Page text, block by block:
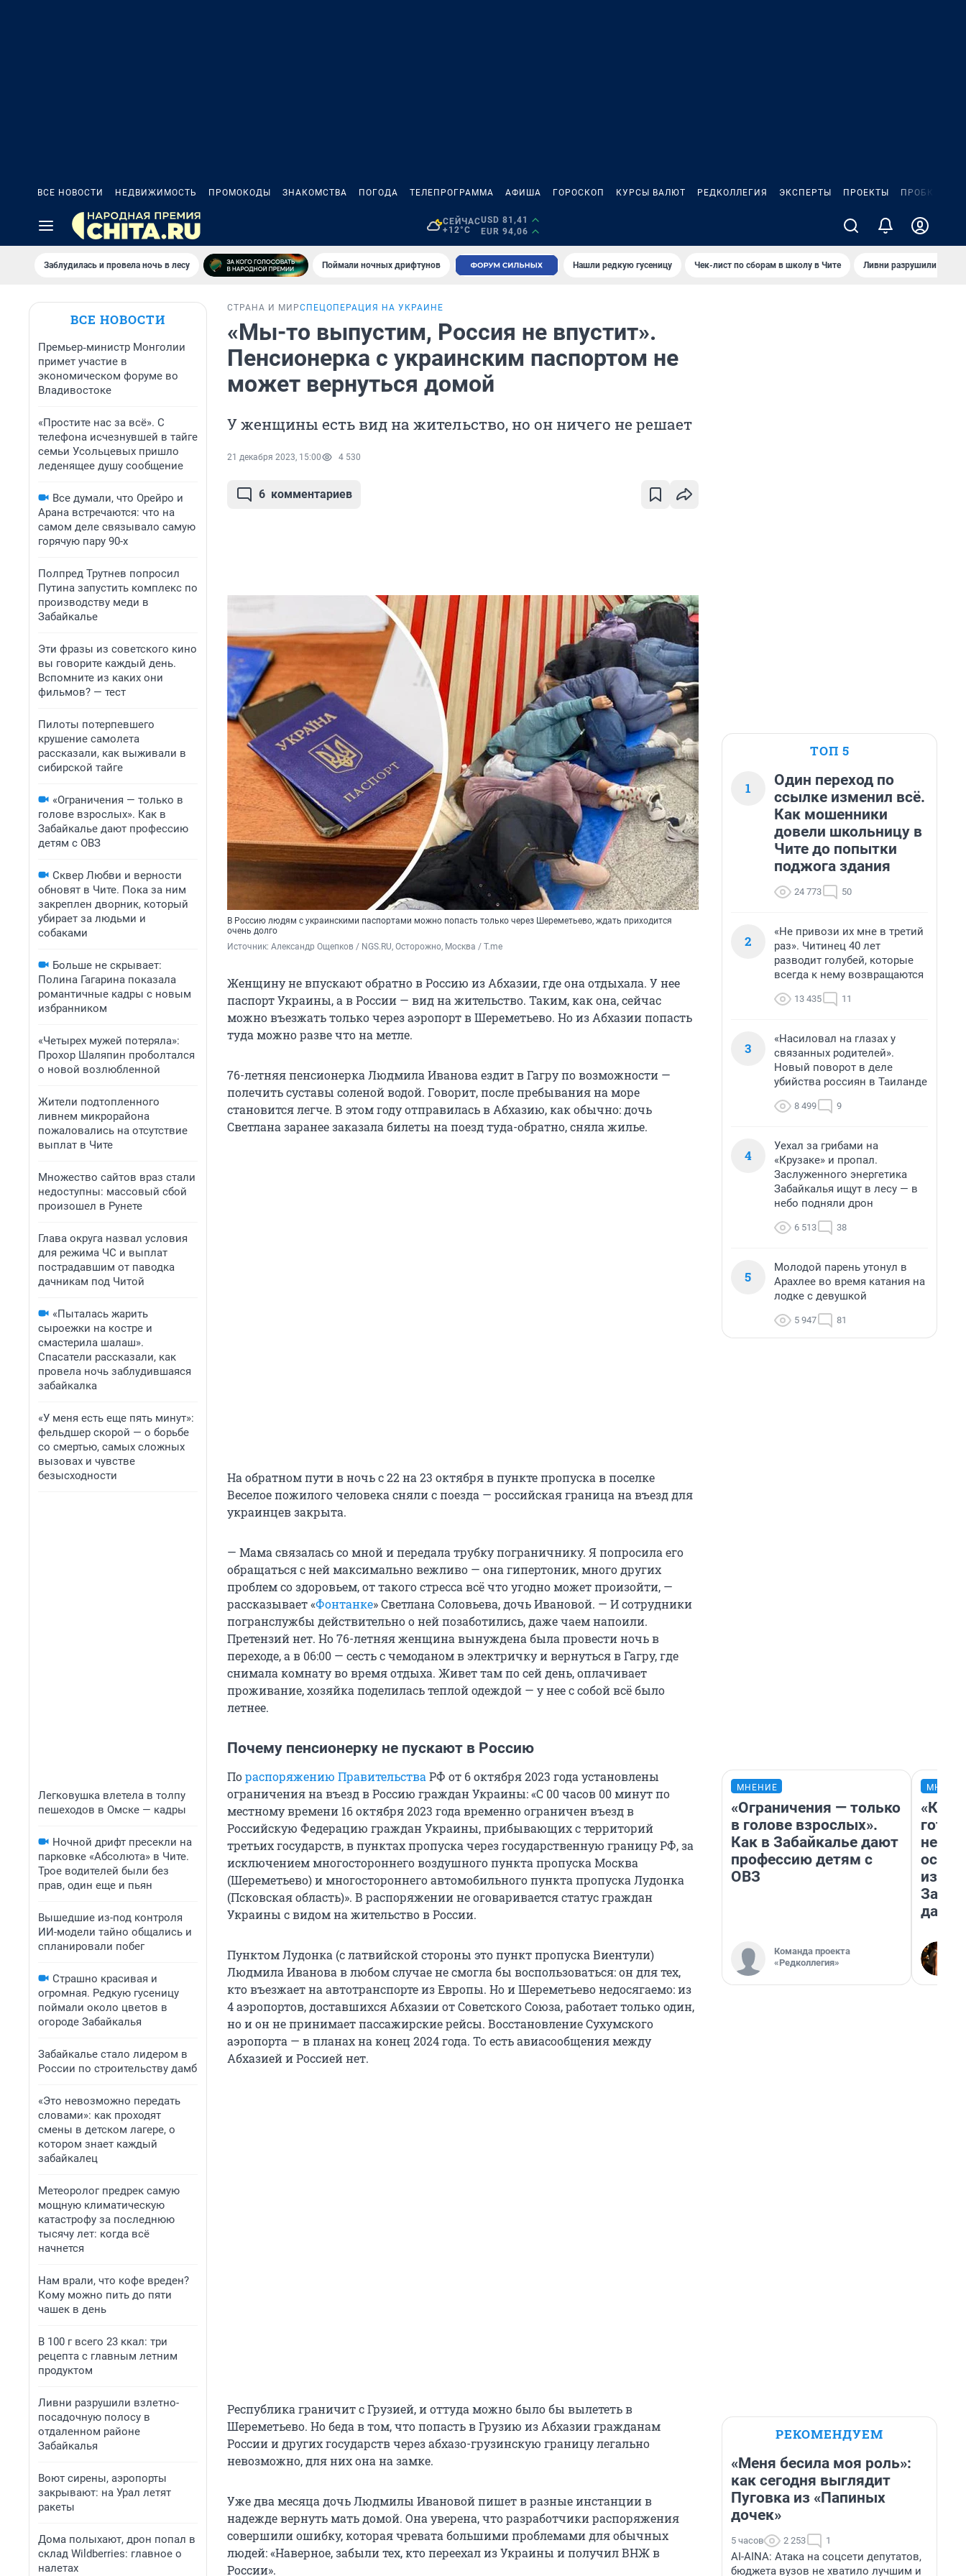
ВСЕ НОВОСТИ НЕДВИЖИМОСТЬ ПРОМОКОДЫ ЗНАКОМСТВА ПОГОДА ТЕЛЕПРОГРАММА АФИША ГОРОСКОП КУРСЫ ВАЛЮТ РЕДКОЛЛЕГИЯ ЭКСПЕРТЫ ПРОЕКТЫ ПРОБКИ
СЕЙЧАС
+12°C
USD 81,41
EUR 94,06
Заблудилась и провела ночь в лесу Поймали ночных дрифтунов Нашли редкую гусеницу Чек-лист по сборам в школу в Чите Ливни разрушили
ВСЕ НОВОСТИ
Премьер‑министр Монголии
примет участие в
экономическом форуме во
Владивостоке
«Простите нас за всё». С
телефона исчезнувшей в тайге
семьи Усольцевых пришло
леденящее душу сообщение
Все думали, что Орейро и
Арана встречаются: что на
самом деле связывало самую
горячую пару 90-х
Полпред Трутнев попросил
Путина запустить комплекс по
производству меди в
Забайкалье
Эти фразы из советского кино
вы говорите каждый день.
Вспомните из каких они
фильмов? — тест
Пилоты потерпевшего
крушение самолета
рассказали, как выживали в
сибирской тайге
«Ограничения — только в
голове взрослых». Как в
Забайкалье дают профессию
детям с ОВЗ
Сквер Любви и верности
обновят в Чите. Пока за ним
закреплен дворник, который
убирает за людьми и
собаками
Больше не скрывает:
Полина Гагарина показала
романтичные кадры с новым
избранником
«Четырех мужей потеряла»:
Прохор Шаляпин проболтался
о новой возлюбленной
Жители подтопленного
ливнем микрорайона
пожаловались на отсутствие
выплат в Чите
Множество сайтов враз стали
недоступны: массовый сбой
произошел в Рунете
Глава округа назвал условия
для режима ЧС и выплат
пострадавшим от паводка
дачникам под Читой
«Пыталась жарить
сыроежки на костре и
смастерила шалаш».
Спасатели рассказали, как
провела ночь заблудившаяся
забайкалка
«У меня есть еще пять минут»:
фельдшер скорой — о борьбе
со смертью, самых сложных
вызовах и чувстве
безысходности
Легковушка влетела в толпу
пешеходов в Омске — кадры
Ночной дрифт пресекли на
парковке «Абсолюта» в Чите.
Трое водителей были без
прав, один еще и пьян
Вышедшие из-под контроля
ИИ-модели тайно общались и
спланировали побег
Страшно красивая и
огромная. Редкую гусеницу
поймали около цветов в
огороде Забайкалья
Забайкалье стало лидером в
России по строительству дамб
«Это невозможно передать
словами»: как проходят
смены в детском лагере, о
котором знает каждый
забайкалец
Метеоролог предрек самую
мощную климатическую
катастрофу за последнюю
тысячу лет: когда всё
начнется
Нам врали, что кофе вреден?
Кому можно пить до пяти
чашек в день
В 100 г всего 23 ккал: три
рецепта с главным летним
продуктом
Ливни разрушили взлетно-
посадочную полосу в
отдаленном районе
Забайкалья
Воют сирены, аэропорты
закрывают: на Урал летят
ракеты
Дома полыхают, дрон попал в
склад Wildberries: главное о
налетах
СТРАНА И МИРСПЕЦОПЕРАЦИЯ НА УКРАИНЕ
«Мы-то выпустим, Россия не впустит».
Пенсионерка с украинским паспортом не
может вернуться домой
У женщины есть вид на жительство, но он ничего не решает
21 декабря 2023, 15:00 4 530
6 комментариев
В Россию людям с украинскими паспортами можно попасть только через Шереметьево, ждать приходится
очень долго
Источник: Александр Ощепков / NGS.RU, Осторожно, Москва / T.me
Женщину не впускают обратно в Россию из Абхазии, где она отдыхала. У нее
паспорт Украины, а в России — вид на жительство. Таким, как она, сейчас
можно въезжать только через аэропорт в Шереметьево. Но из Абхазии попасть
туда можно разве что на метле.
76-летняя пенсионерка Людмила Иванова ездит в Гагру по возможности —
полечить суставы соленой водой. Говорит, после пребывания на море
становится легче. В этом году отправилась в Абхазию, как обычно: дочь
Светлана заранее заказала билеты на поезд туда-обратно, сняла жилье.
На обратном пути в ночь с 22 на 23 октября в пункте пропуска в поселке
Веселое пожилого человека сняли с поезда — российская граница на въезд для
украинцев закрыта.
— Мама связалась со мной и передала трубку пограничнику. Я попросила его
обращаться с ней максимально вежливо — она гипертоник, много других
проблем со здоровьем, от такого стресса всё что угодно может произойти, —
рассказывает «Фонтанке» Светлана Соловьева, дочь Ивановой. — И сотрудники
погранслужбы действительно о ней позаботились, даже чаем напоили.
Претензий нет. Но 76-летняя женщина вынуждена была провести ночь в
переходе, а в 06:00 — сесть с чемоданом в электричку и вернуться в Гагру, где
снимала комнату во время отдыха. Живет там по сей день, оплачивает
проживание, хозяйка поделилась теплой одеждой — у нее с собой всё было
летнее.
Почему пенсионерку не пускают в Россию
Пораспоряжению Правительства РФ от 6 октября 2023 года установлены
ограничения на въезд в Россию граждан Украины: «С 00 часов 00 минут по
местному времени 16 октября 2023 года временно ограничен въезд в
Российскую Федерацию граждан Украины, прибывающих с территорий
третьих государств, в пунктах пропуска через государственную границу РФ, за
исключением многостороннего воздушного пункта пропуска Москва
(Шереметьево) и многостороннего автомобильного пункта пропуска Лудонка
(Псковская область)». В распоряжении не оговаривается статус граждан
Украины с видом на жительство в России.
Пунктом Лудонка (с латвийской стороны это пункт пропуска Виентули)
Людмила Иванова в любом случае не смогла бы воспользоваться: он для тех,
кто въезжает на автотранспорте из Европы. Но и Шереметьево недосягаемо: из
4 аэропортов, доставшихся Абхазии от Советского Союза, работает только один,
но и он не принимает пассажирские рейсы. Восстановление Сухумского
аэропорта — в планах на конец 2024 года. То есть авиасообщения между
Абхазией и Россией нет.
Республика граничит с Грузией, и оттуда можно было бы вылететь в
Шереметьево. Но беда в том, что попасть в Грузию из Абхазии гражданам
России и других государств через абхазо-грузинскую границу легально
невозможно, для них она на замке.
Уже два месяца дочь Людмилы Ивановой пишет в разные инстанции в
надежде вернуть мать домой. Она уверена, что разработчики распоряжения
совершили ошибку, которая чревата большими проблемами для обычных
людей: «Наверное, забыли тех, кто переехал из Украины и получил ВНЖ в
России».
ТОП 5
1
Один переход по
ссылке изменил всё.
Как мошенники
довели школьницу в
Чите до попытки
поджога здания
24 773 50
2
«Не привози их мне в третий
раз». Читинец 40 лет
разводит голубей, которые
всегда к нему возвращаются
13 435 11
3
«Насиловал на глазах у
связанных родителей».
Новый поворот в деле
убийства россиян в Таиланде
8 499 9
4
Уехал за грибами на
«Крузаке» и пропал.
Заслуженного энергетика
Забайкалья ищут в лесу — в
небо подняли дрон
6 513 38
5
Молодой парень утонул в
Арахлее во время катания на
лодке с девушкой
5 947 81
МНЕНИЕ
«Ограничения — только
в голове взрослых».
Как в Забайкалье дают
профессию детям с
ОВЗ
Команда проекта
«Редколлегия»
дачу
РЕКОМЕНДУЕМ
«Меня бесила моя роль»:
как сегодня выглядит
Пуговка из «Папиных
дочек»
5 часов 2 253 1
AI-AINA: Атака на соцсети депутатов,
бюджета вузов не хватило лучшим и